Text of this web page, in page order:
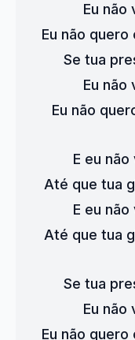
Eu não
Eu não
Se tua
Eu não
Eu não
E eu
Até que tua
E eu
Até que tua
Se tua
Eu não
Eu não